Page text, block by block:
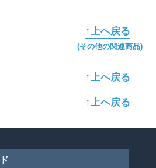
↑上へ戻る
(その他の関連商品)
↑上へ戻る
↑上へ戻る